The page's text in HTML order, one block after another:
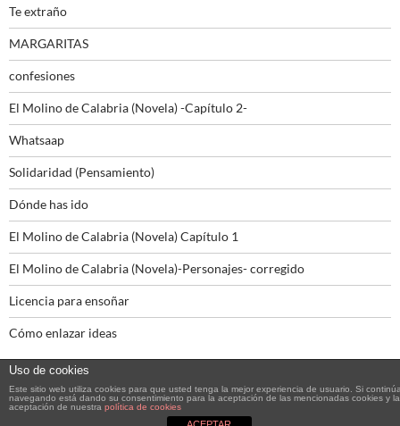
Te extraño
MARGARITAS
confesiones
El Molino de Calabria (Novela) -Capítulo 2-
Whatsaap
Solidaridad (Pensamiento)
Dónde has ido
El Molino de Calabria (Novela) Capítulo 1
El Molino de Calabria (Novela)-Personajes- corregido
Licencia para ensoñar
Cómo enlazar ideas
Funciona gracias a WordPress
Uso de cookies
Este sitio web utiliza cookies para que usted tenga la mejor experiencia de usuario. Si
navegando está dando su consentimiento para la aceptación de las mencionadas cookies y la
aceptación de nuestra política de cookies